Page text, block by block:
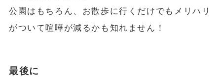
公園はもちろん、お散歩に行くだけでもメリハリ
がついて喧嘩が減るかも知れません！
最後に